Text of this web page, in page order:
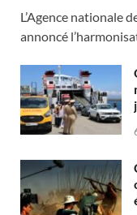
L’Agence nationale
annoncé